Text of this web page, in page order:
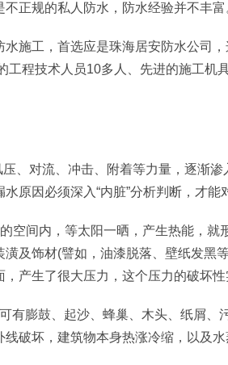
正规的私人防水，防水经验并不丰富
施工，首选应是珠海居安防水公司
工程技术人员10多人、先进的施工机
、对流、冲击、附着等力量，逐渐
原因必须深入“内脏”分析判断，才能
空间内，等太阳一晒，产生热能，就
及饰材(譬如，油漆脱落、壁纸发黑
产生了很大压力，这个压力的破坏性
膨鼓、起沙、蜂巢、木头、纸屑、
破坏，建筑物本身热涨冷缩，以及